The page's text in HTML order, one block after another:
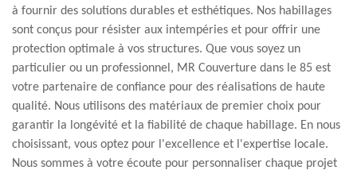
à fournir des solutions durables et esthétiques. Nos habillages
sont conçus pour résister aux intempéries et pour offrir une
protection optimale à vos structures. Que vous soyez un
particulier ou un professionnel, MR Couverture dans le 85 est
votre partenaire de confiance pour des réalisations de haute
qualité. Nous utilisons des matériaux de premier choix pour
garantir la longévité et la fiabilité de chaque habillage. En nous
choisissant, vous optez pour l'excellence et l'expertise locale.
Nous sommes à votre écoute pour personnaliser chaque projet